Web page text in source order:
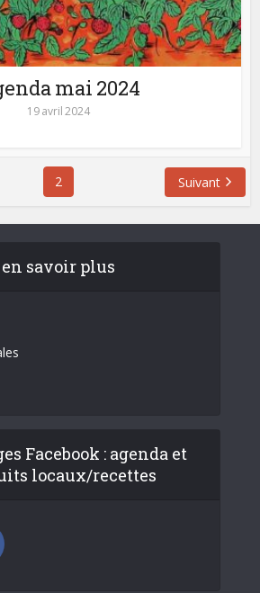
mai 2024
19 avril 2024
2 Suivant
en savoir plus
Facebook : agenda et
locaux/recettes